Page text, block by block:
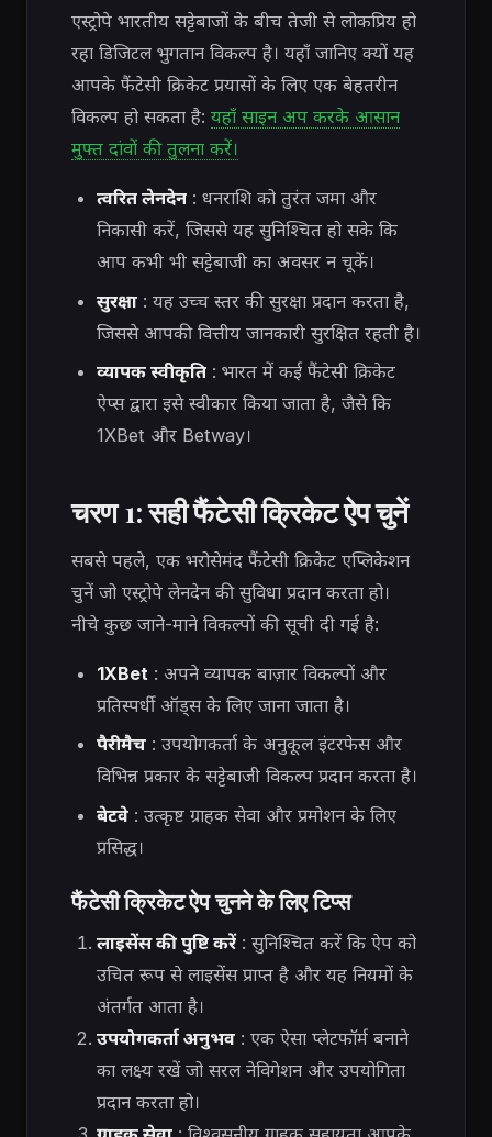
एस्ट्रोपे भारतीय सट्टेबाजों के बीच तेजी से लोकप्रिय हो
रहा डिजिटल भुगतान विकल्प है। यहाँ जानिए क्यों यह
आपके फैंटेसी क्रिकेट प्रयासों के लिए एक बेहतरीन
विकल्प हो सकता है: यहाँ साइन अप करके आसान
मुफ्त दांवों की तुलना करें।
त्वरित लेनदेन: धनराशि को तुरंत जमा और
निकासी करें, जिससे यह सुनिश्चित हो सके कि
आप कभी भी सट्टेबाजी का अवसर न चूकें।
सुरक्षा: यह उच्च स्तर की सुरक्षा प्रदान करता है,
जिससे आपकी वित्तीय जानकारी सुरक्षित रहती है।
व्यापक स्वीकृति: भारत में कई फैंटेसी क्रिकेट
ऐप्स द्वारा इसे स्वीकार किया जाता है, जैसे कि
1XBet और Betway।
चरण 1: सही फैंटेसी क्रिकेट ऐप चुनें
सबसे पहले, एक भरोसेमंद फैंटेसी क्रिकेट एप्लिकेशन
चुनें जो एस्ट्रोपे लेनदेन की सुविधा प्रदान करता हो।
नीचे कुछ जाने-माने विकल्पों की सूची दी गई है:
1XBet : अपने व्यापक बाज़ार विकल्पों और
प्रतिस्पर्धी ऑड्स के लिए जाना जाता है।
पैरीमैच: उपयोगकर्ता के अनुकूल इंटरफेस और
विभिन्न प्रकार के सट्टेबाजी विकल्प प्रदान करता है।
बेटवे: उत्कृष्ट ग्राहक सेवा और प्रमोशन के लिए
प्रसिद्ध।
फैंटेसी क्रिकेट ऐप चुनने के लिए टिप्स
लाइसेंस की पुष्टि करें: सुनिश्चित करें कि ऐप को
उचित रूप से लाइसेंस प्राप्त है और यह नियमों के
अंतर्गत आता है।
उपयोगकर्ता अनुभव: एक ऐसा प्लेटफॉर्म बनाने
का लक्ष्य रखें जो सरल नेविगेशन और उपयोगिता
प्रदान करता हो।